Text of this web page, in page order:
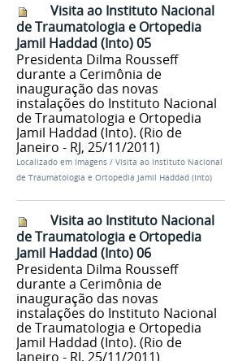
Visita ao Instituto Nacional
de Traumatologia e Ortopedia
Jamil Haddad (Into) 05
Presidenta Dilma Rousseff
durante a Cerimônia de
inauguração das novas
instalações do Instituto Nacional
de Traumatologia e Ortopedia
Jamil Haddad (Into). (Rio de
Janeiro - RJ, 25/11/2011)
Localizado em Imagens / Visita ao Instituto Nacional
de Traumatologia e Ortopedia Jamil Haddad (Into)
Visita ao Instituto Nacional
de Traumatologia e Ortopedia
Jamil Haddad (Into) 06
Presidenta Dilma Rousseff
durante a Cerimônia de
inauguração das novas
instalações do Instituto Nacional
de Traumatologia e Ortopedia
Jamil Haddad (Into). (Rio de
Janeiro - RJ, 25/11/2011)